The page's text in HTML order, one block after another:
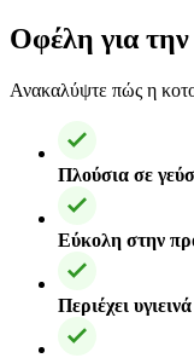
Οφέλη για την
Ανακαλύψτε πώς η
Πλούσια σε
Εύκολη στην
Περιέχει